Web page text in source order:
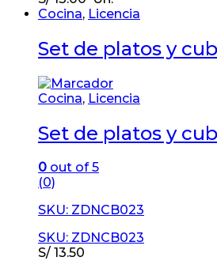
Cocina, Licencia
Set de platos y
Cocina, Licencia
Set de platos y
0 out of 5
(0)
SKU: ZDNCB023
SKU: ZDNCB023
S/ 13.50